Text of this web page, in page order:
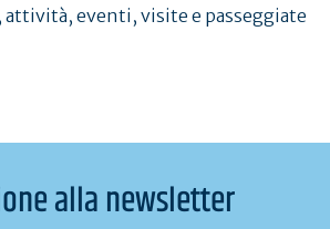
eventi, visite e passeggiate
alla newsletter